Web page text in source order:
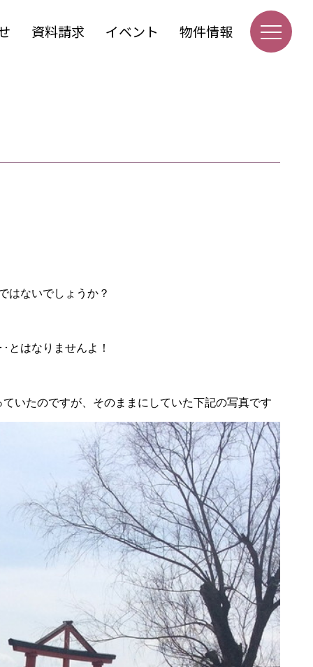
資料請求 イベント 物件情報
はないでしょうか？
とはなりませんよ！
いたのですが、そのままにしていた下記の写真です